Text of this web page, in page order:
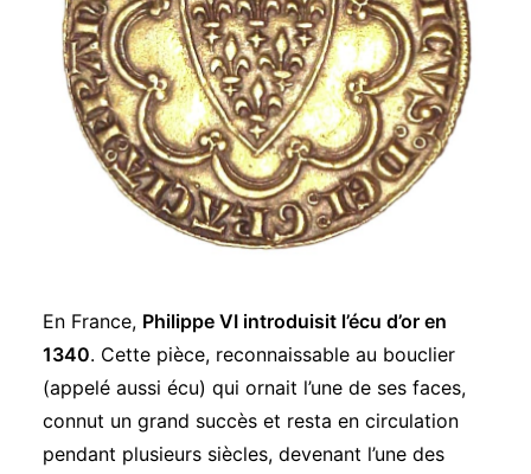
En France, Philippe VI introduisit l’écu d’or en
1340. Cette pièce, reconnaissable au bouclier
(appelé aussi écu) qui ornait l’une de ses faces,
connut un grand succès et resta en circulation
pendant plusieurs siècles, devenant l’une des